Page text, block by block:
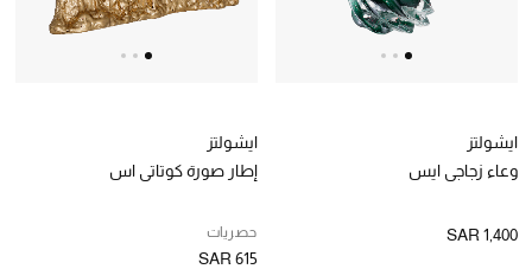
ايشولتز
وعاء زجاجي ايس
SAR 1,400
ايشولتز
إطار صورة كوتاتي اس
حصريات
SAR 615